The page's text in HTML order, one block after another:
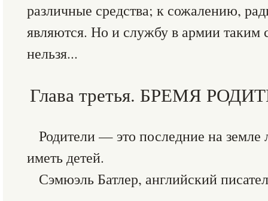
различные средства; к сожалению,
являются. Но и службу в армии таким
нельзя...
Глава третья. БРЕМЯ
Родители — это последние на
иметь детей.
Сэмюэль Батлер, английский